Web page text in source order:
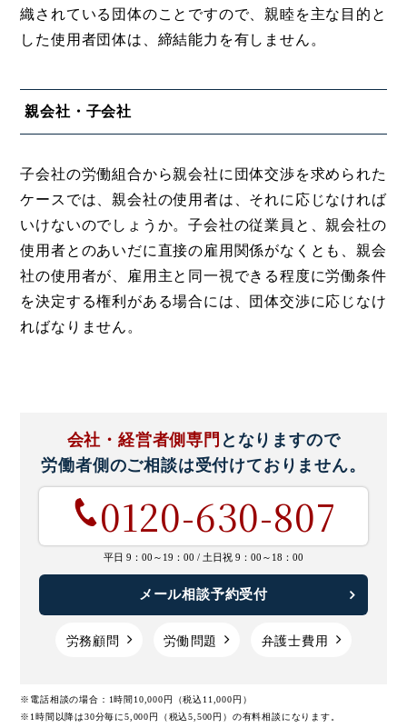
織されている団体のことですので、親睦を主な目的と
した使用者団体は、締結能力を有しません。
親会社・子会社
子会社の労働組合から親会社に団体交渉を求められた
ケースでは、親会社の使用者は、それに応じなければ
いけないのでしょうか。子会社の従業員と、親会社の
使用者とのあいだに直接の雇用関係がなくとも、親会
社の使用者が、雇用主と同一視できる程度に労働条件
を決定する権利がある場合には、団体交渉に応じなけ
ればなりません。
会社・経営者側専門 となりますので
労働者側のご相談は受付けておりません。
0120-630-807
平日 9：00～19：00 / 土日祝 9：00～18：00
メール相談予約受付
労務顧問 労働問題 弁護士費用
※電話相談の場合：1時間10,000円（税込11,000円）
※1時間以降は30分毎に5,000円（税込5,500円）の有料相談になります。